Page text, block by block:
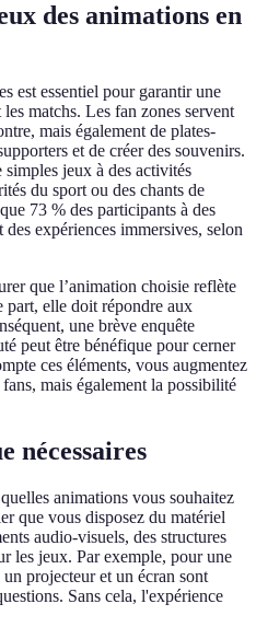
des animations en
est essentiel pour garantir une
matchs. Les fan zones servent
mais également de plates-
et de créer des souvenirs.
jeux à des activités
du sport ou des chants de
73 % des participants à des
expériences immersives, selon
que l’animation choisie reflète
part, elle doit répondre aux
une brève enquête
peut être bénéfique pour cerner
ces éléments, vous augmentez
mais également la possibilité
nécessaires
animations vous souhaitez
que vous disposez du matériel
audio-visuels, des structures
les jeux. Par exemple, pour une
projecteur et un écran sont
Sans cela, l'expérience